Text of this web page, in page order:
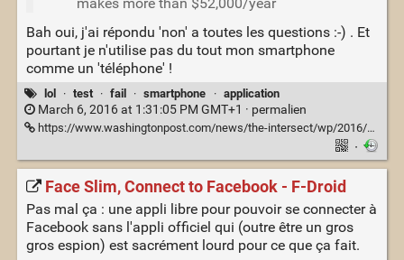
Bah oui, j'ai répondu 'non' a toutes les questions :-) . Et
pourtant je n'utilise pas du tout mon smartphone
comme un 'téléphone' !
lol · test · fail · smartphone · application
March 6, 2016 at 1:31:05 PM GMT+1 · permalien
https://www.washingtonpost.com/news/the-intersect/wp/2016/03/03/quiz-can-we-guess-your-age-and-income-based-solely-on-the-apps-on-your-phone/
·
Face Slim, Connect to Facebook - F-Droid
Pas mal ça : une appli libre pour pouvoir se connecter à
Facebook sans l'appli officiel qui (outre être un gros
gros espion) est sacrément lourd pour ce que ça fait.